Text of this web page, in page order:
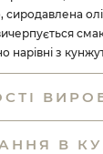
нарівні з
В